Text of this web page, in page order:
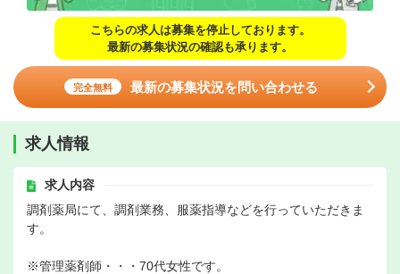
こちらの求人は募集を停止しております。
最新の募集状況の確認も承ります。
完全無料 最新の募集状況を問い合わせる
求人情報
求人内容
調剤薬局にて、調剤業務、服薬指導などを行っていただきま
す。
※管理薬剤師・・・70代女性です。